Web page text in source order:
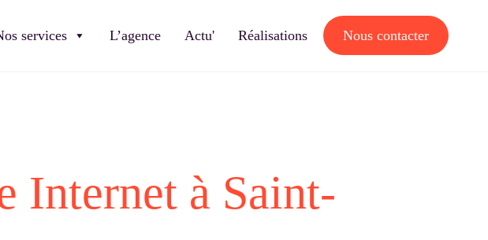
services L’agence Actu' Réalisations Nous contacter
Internet à Saint-